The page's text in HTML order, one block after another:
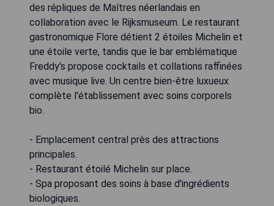
des répliques de Maîtres néerlandais en
collaboration avec le Rijksmuseum. Le restaurant
gastronomique Flore détient 2 étoiles Michelin et
une étoile verte, tandis que le bar emblématique
Freddy's propose cocktails et collations raffinées
avec musique live. Un centre bien-être luxueux
complète l'établissement avec soins corporels
bio.
- Emplacement central près des attractions
principales.
- Restaurant étoilé Michelin sur place.
- Spa proposant des soins à base d'ingrédients
biologiques.